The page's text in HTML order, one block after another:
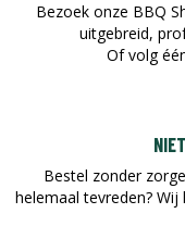
Bezoek onze BBQ
uitgebreid,
Of volg
Bestel zonder
helemaal tevreden?